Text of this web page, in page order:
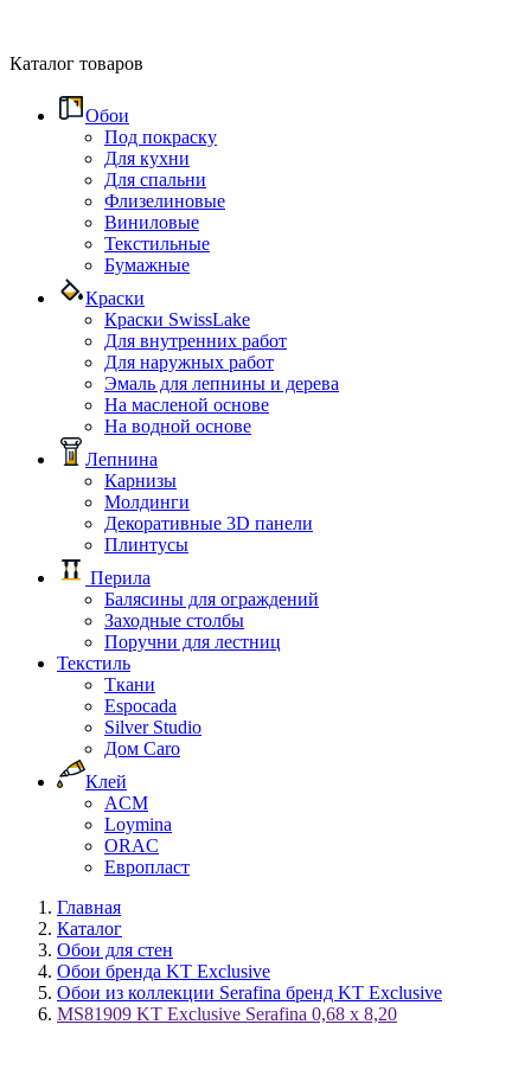
Каталог товаров
Обои
Под покраску
Для кухни
Для спальни
Флизелиновые
Виниловые
Текстильные
Бумажные
Краски
Краски SwissLake
Для внутренних работ
Для наружных работ
Эмаль для лепнины и дерева
На масленой основе
На водной основе
Лепнина
Карнизы
Молдинги
Декоративные 3D панели
Плинтусы
Перила
Балясины для ограждений
Заходные столбы
Поручни для лестниц
Текстиль
Ткани
Espocada
Silver Studio
Дом Caro
Клей
ACM
Loymina
ORAC
Европласт
Главная
Каталог
Обои для стен
Обои бренда KT Exclusive
Обои из коллекции Serafina бренд KT Exclusive
MS81909 KT Exclusive Serafina 0,68 x 8,20